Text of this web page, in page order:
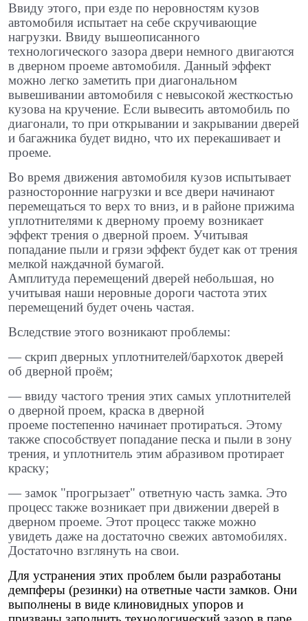
Ввиду этого, при езде по неровностям кузов
автомобиля испытает на себе скручивающие
нагрузки. Ввиду вышеописанного
технологического зазора двери немного двигаются
в дверном проеме автомобиля. Данный эффект
можно легко заметить при диагональном
вывешивании автомобиля с невысокой жесткостью
кузова на кручение. Если вывесить автомобиль по
диагонали, то при открывании и закрывании дверей
и багажника будет видно, что их перекашивает и
проеме.
Во время движения автомобиля кузов испытывает
разносторонние нагрузки и все двери начинают
перемещаться то верх то вниз, и в районе прижима
уплотнителями к дверному проему возникает
эффект трения о дверной проем. Учитывая
попадание пыли и грязи эффект будет как от трения
мелкой наждачной бумагой.
Амплитуда перемещений дверей небольшая, но
учитывая наши неровные дороги частота этих
перемещений будет очень частая.
Вследствие этого возникают проблемы: ​
— скрип дверных уплотнителей/бархоток дверей
об дверной проём; ​
— ввиду частого трения этих самых уплотнителей
о дверной проем, краска в дверной
проеме постепенно начинает протираться. Этому
также способствует попадание песка и пыли в зону
трения, и уплотнитель этим абразивом протирает
краску; ​
— замок "прогрызает" ответную часть замка. Это
процесс также возникает при движении дверей в
дверном проеме. Этот процесс также можно
увидеть даже на достаточно свежих автомобилях.
Достаточно взглянуть на свои.
Для устранения этих проблем были разработаны
демпферы (резинки) на ответные части замков. Они
выполнены в виде клиновидных упоров и